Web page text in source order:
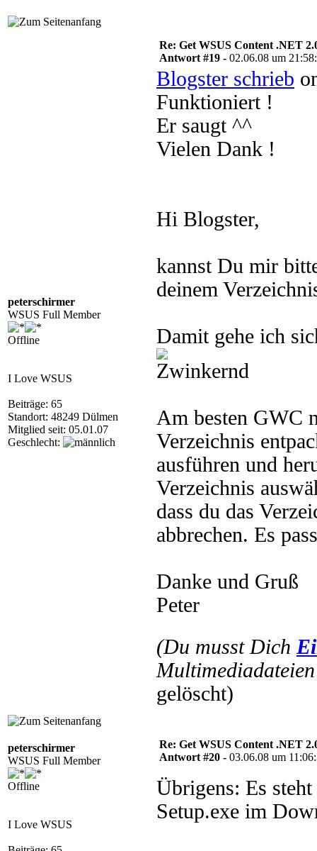
peterschirmer
WSUS Full Member
Offline
I Love WSUS
Beiträge: 65
Standort: 48249 Dülmen
Mitglied seit: 05.01.07
Geschlecht:
Re: Get WSUS Content .NET
Antwort #19 - 02.06.08 um
Blogster schrieb
Funktioniert !
Er saugt ^^
Vielen Dank !
Hi Blogster,
kannst Du mir
deinem
Damit gehe ich
Am besten GWC
Verzeichnis
ausführen und
Verzeichnis
dass du das
abbrechen. Es
Danke und Gruß
Peter
(Du musst Dich
gelöscht)
peterschirmer
WSUS Full Member
Offline
I Love WSUS
Re: Get WSUS Content .NET
Antwort #20 - 03.06.08 um
Übrigens: Es steht
Setup.exe im